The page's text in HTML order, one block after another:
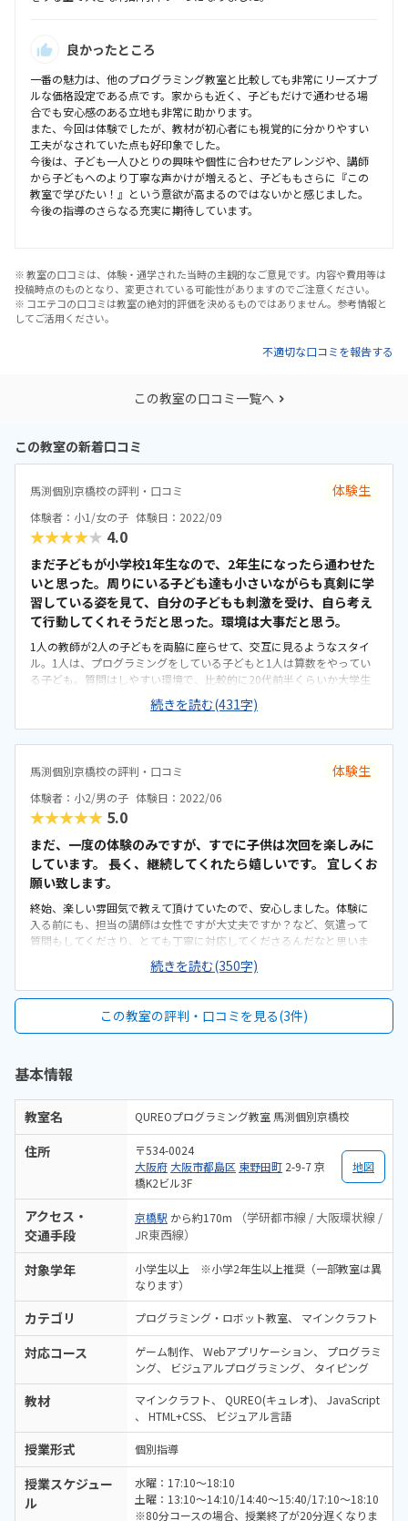
良かったところ
一番の魅力は、他のプログラミング教室と比較しても非常にリーズナブ
ルな価格設定である点です。家からも近く、子どもだけで通わせる場
合でも安心感のある立地も非常に助かります。
また、今回は体験でしたが、教材が初心者にも視覚的に分かりやすい
工夫がなされていた点も好印象でした。
今後は、子ども一人ひとりの興味や個性に合わせたアレンジや、講師
から子どもへのより丁寧な声かけが増えると、子どももさらに『この
教室で学びたい！』という意欲が高まるのではないかと感じました。
今後の指導のさらなる充実に期待しています。
※ 教室の口コミは、体験・通学された当時の主観的なご意見です。内容や費用等は
投稿時点のものとなり、変更されている可能性がありますのでご注意ください。
※ コエテコの口コミは教室の絶対的評価を決めるものではありません。参考情報と
してご活用ください。
不適切な口コミを報告する
この教室の口コミ一覧へ
この教室の新着口コミ
馬渕個別京橋校の評判・口コミ 体験生
体験者：小1/女の子 体験日：2022/09
★★★★★ 4.0
まだ子どもが小学校1年生なので、2年生になったら通わせた
いと思った。周りにいる子ども達も小さいながらも真剣に学
習している姿を見て、自分の子どもも刺激を受け、自ら考え
て行動してくれそうだと思った。環境は大事だと思う。
1人の教師が2人の子どもを両脇に座らせて、交互に見るようなスタイ
ル。1人は、プログラミングをしている子どもと1人は算数をやってい
る子ども。質問はしやすい環境で、比較的に20代前半くらいか大学生
の先生が多い。マイクラなどのゲームソフトではないが、最初ゲーム
感覚で始めて、自分でブラックを積み上げて行くというプログラミン
グ要素が強い。家から近いのと駅からも近く、保護者は子どもが通っ
ている時間は買い物などが出来るので効率的。教室自体は、綺麗。学
座っていても疲れなさそうだった。安いと思う。プログラミング教室
は、月4回で9,900円(税込)。小学校2年から通えて、2年くらいで完結
する。他の算数や国語とかは、月4回で16,000円くらいなので、プログ
ラミングは安い。値段。マンツーマン。立地。マイクラのゲームが好
きな子どもでも、また違うゲームを構築するような仕組み作りが好き
な子どもには、とてもいいと思う。
続きを読む(431字)
馬渕個別京橋校の評判・口コミ 体験生
体験者：小2/男の子 体験日：2022/06
★★★★★ 5.0
まだ、一度の体験のみですが、すでに子供は次回を楽しみに
しています。 長く、継続してくれたら嬉しいです。 宜しくお
願い致します。
終始、楽しい雰囲気で教えて頂けていたので、安心しました。体験に
入る前にも、担当の講師は女性ですが大丈夫ですか？など、気遣って
質問もしてくださり、とても丁寧に対応してくださるんだなと思いま
した。まだパソコンに慣れていないのですが、ゲーム感覚だったの
で、初心者の子供も、不安にならず楽しめていた。自宅から徒歩で行
けるのがとても良く、駐輪場は時間帯によっては、満車ですが、目の
室内は、清潔感があって良かったと思います。他の教室と比較してい
ないが、特に教材の購入などもないので良いと思う。また、キャンペ
え過ぎず、体験中も、リラックスし、楽しく過ごせるようにしていた
続きを読む(350字)
この教室の評判・口コミを見る(3件)
基本情報
教室名 QUREOプログラミング教室 馬渕個別京橋校
住所
〒534-0024
大阪府 大阪市都島区 東野田町 2-9-7 京
橋K2ビル3F
地図
アクセス・
交通手段
京橋駅 から約170m
（学研都市線 / 大阪環状線 /
JR東西線）
対象学年
小学生以上 ※小学2年生以上推奨（一部教室は異
なります）
カテゴリ プログラミング・ロボット教室 マインクラフト
対応コース ゲーム制作 Webアプリケーション
プログラミ
ング
ビジュアルプログラミング タイピング
教材 マインクラフト QUREO(キュレオ)
JavaScript
HTML+CSS
ビジュアル言語
授業形式 個別指導
授業スケジュー
ル
水曜：17:10～18:10
土曜：13:10～14:10/14:40～15:40/17:10～18:10
※80分コースの場合、授業終了が20分遅くなりま